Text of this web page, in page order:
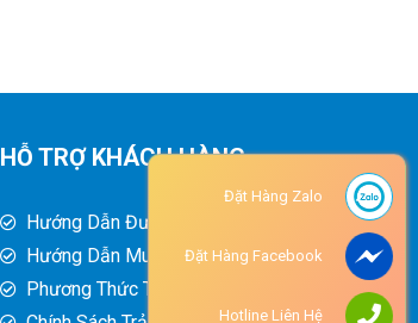
HỖ TRỢ KHÁCH HÀNG
Hướng Dẫn Đường Đi
Hướng Dẫn Mua Hàng
Phương Thức Thanh Toán
Đặt Hàng Zalo
Đặt Hàng Facebook
Hotline Liên Hệ